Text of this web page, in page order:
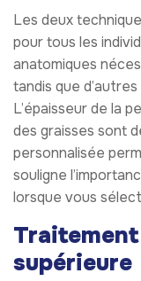
Les deux
pour tous les
anatomiques
tandis que
L’épaisseur de la
des graisses sont
personnalisée
souligne
lorsque vous
supérieure